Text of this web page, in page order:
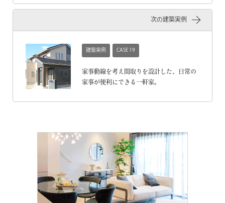
次の建築実例
建築実例 CASE 19
家事動線を考え間取りを設計した、日常の
家事が便利にできる一軒家。